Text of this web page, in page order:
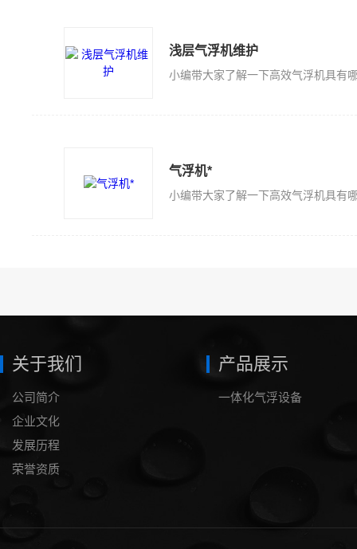
浅层气浮机维护
气浮机*
关于我们
公司简介
企业文化
发展历程
荣誉资质
产品展示
一体化气浮设备